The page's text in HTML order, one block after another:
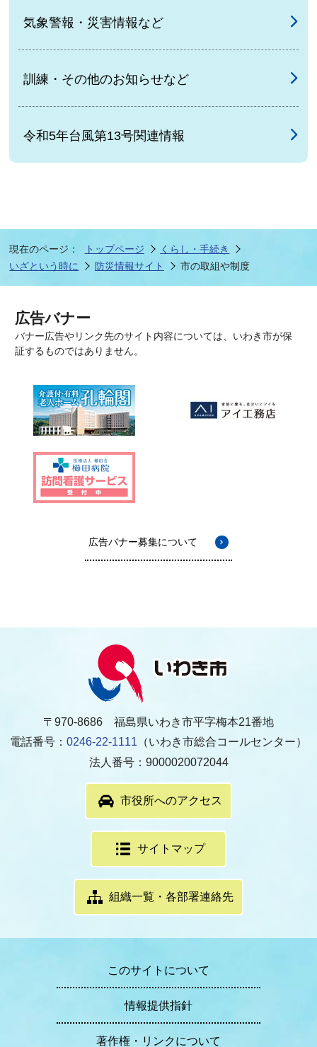
気象警報・災害情報など
訓練・その他のお知らせなど
令和5年台風第13号関連情報
現在のページ： トップページ
くらし・手続き
いざという時に
防災情報サイト 市の取組や制度
広告バナー
バナー広告やリンク先のサイト内容については、いわき市が保
証するものではありません。
広告バナー募集について
〒970-8686 福島県いわき市平字梅本21番地
電話番号： 0246-22-1111 （いわき市総合コールセンター）
法人番号：9000020072044
市役所へのアクセス
サイトマップ
組織一覧・各部署連絡先
このサイトについて
情報提供指針
著作権・リンクについて